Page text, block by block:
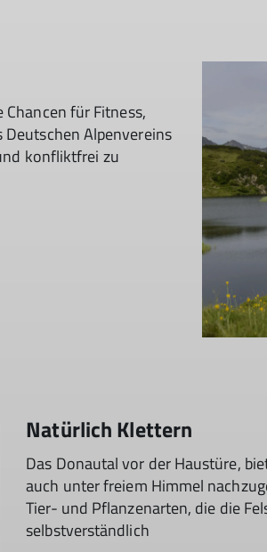
für Fitness,
Alpenvereins
konfliktfrei zu
Natürlich Klettern
Das Donautal vor der Haustüre,
auch unter freiem Himmel
Tier- und Pflanzenarten, die die
selbstverständlich